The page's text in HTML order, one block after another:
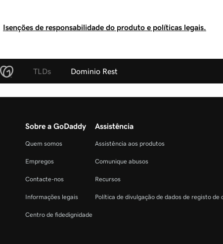
Isenções de responsabilidade do produto e políticas legais.
TLDs Dominio Rest
Sobre a GoDaddy
Quem somos
Empregos
Contacte-nos
Informações legais
Centro de fidedignidade
Assistência
Assistência aos produtos
Comunique abusos
Recursos
Política de divulgação de dados de registo de